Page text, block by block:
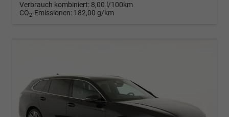
Verbrauch kombiniert: 8,00 l/100km
CO2-Emissionen: 182,00 g/km